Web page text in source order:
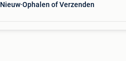
Nieuw Ophalen of Verzenden